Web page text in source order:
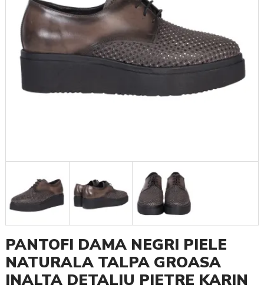
PANTOFI DAMA NEGRI PIELE
NATURALA TALPA GROASA
INALTA DETALIU PIETRE KARIN